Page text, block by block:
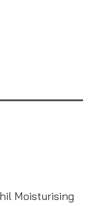
Moisturising